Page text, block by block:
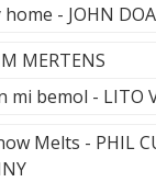
- JOHN
MERTENS
mi bemol - LITO
Melts - PHIL